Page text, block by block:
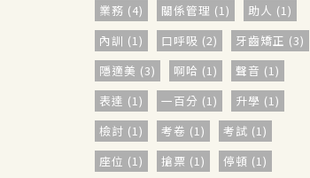
業務 (4)
關係管理 (1)
助人 (1)
內訓 (1)
口呼吸 (2)
牙齒矯正 (3)
隱適美 (3)
啊哈 (1)
聲音 (1)
表達 (1)
一百分 (1)
升學 (1)
檢討 (1)
考卷 (1)
考試 (1)
座位 (1)
搶票 (1)
停頓 (1)